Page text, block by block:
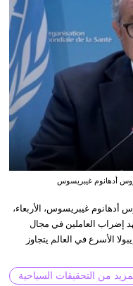
أدهانوم غيبريسوس
أدهانوم غيبريسوس، الأربعاء،
إضراب العاملين في مجال
الأسرع في العالم يتجاوز
من التحقيقات السياحية